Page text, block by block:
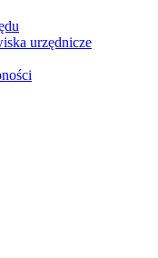
urzędnicze